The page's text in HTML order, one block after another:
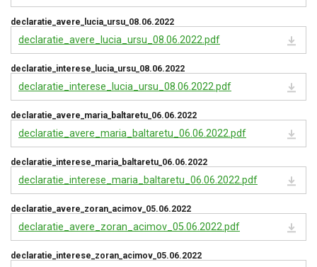
declaratie_avere_lucia_ursu_08.06.2022
declaratie_avere_lucia_ursu_08.06.2022.pdf
declaratie_interese_lucia_ursu_08.06.2022
declaratie_interese_lucia_ursu_08.06.2022.pdf
declaratie_avere_maria_baltaretu_06.06.2022
declaratie_avere_maria_baltaretu_06.06.2022.pdf
declaratie_interese_maria_baltaretu_06.06.2022
declaratie_interese_maria_baltaretu_06.06.2022.pdf
declaratie_avere_zoran_acimov_05.06.2022
declaratie_avere_zoran_acimov_05.06.2022.pdf
declaratie_interese_zoran_acimov_05.06.2022